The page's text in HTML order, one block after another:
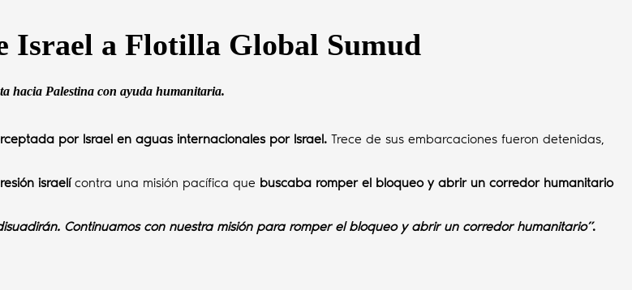
Israel a Flotilla Global Sumud
hacia Palestina con ayuda humanitaria.
por Israel en aguas internacionales por Israel. Trece de sus embarcaciones fueron detenidas,
israelícontra una misión pacífica que buscaba romper el bloqueo y abrir un corredor humanitario
Continuamos con nuestra misión para romper el bloqueo y abrir un corredor humanitario”.